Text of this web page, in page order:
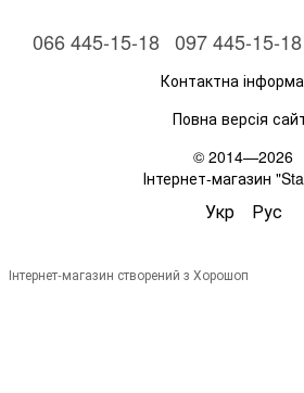
066 445-15-18 097 445-15-18
Контактна
Повна версія
© 2014—2026
Інтернет-магазин
Укр Рус
Інтернет-магазин створений з Хорошоп